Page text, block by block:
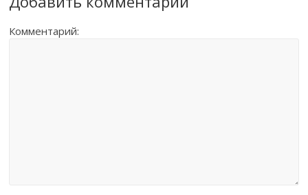
Комментарий: